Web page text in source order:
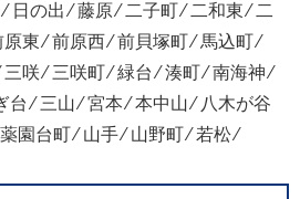
日の出 ⁄ 藤原 ⁄ 二子町 ⁄ 二和東 ⁄ 二
東 ⁄ 前原西 ⁄ 前貝塚町 ⁄ 馬込町 ⁄
咲 ⁄ 三咲町 ⁄ 緑台 ⁄ 湊町 ⁄ 南海神 ⁄
⁄ 三山 ⁄ 宮本 ⁄ 本中山 ⁄ 八木が谷
園台町 ⁄ 山手 ⁄ 山野町 ⁄ 若松 ⁄